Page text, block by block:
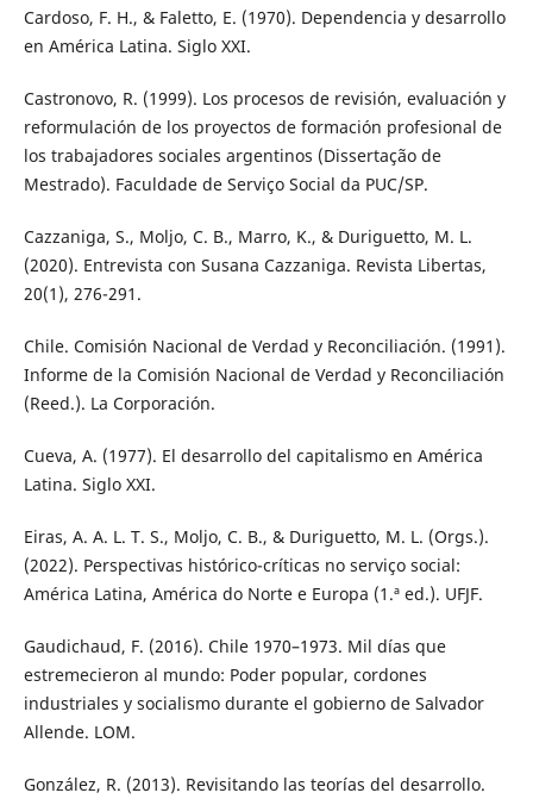
Cardoso, F. H., & Faletto, E. (1970). Dependencia y desarrollo
en América Latina. Siglo XXI.
Castronovo, R. (1999). Los procesos de revisión, evaluación y
reformulación de los proyectos de formación profesional de
los trabajadores sociales argentinos (Dissertação de
Mestrado). Faculdade de Serviço Social da PUC/SP.
Cazzaniga, S., Moljo, C. B., Marro, K., & Duriguetto, M. L.
(2020). Entrevista con Susana Cazzaniga. Revista Libertas,
20(1), 276-291.
Chile. Comisión Nacional de Verdad y Reconciliación. (1991).
Informe de la Comisión Nacional de Verdad y Reconciliación
(Reed.). La Corporación.
Cueva, A. (1977). El desarrollo del capitalismo en América
Latina. Siglo XXI.
Eiras, A. A. L. T. S., Moljo, C. B., & Duriguetto, M. L. (Orgs.).
(2022). Perspectivas histórico-críticas no serviço social:
América Latina, América do Norte e Europa (1.ª ed.). UFJF.
Gaudichaud, F. (2016). Chile 1970–1973. Mil días que
estremecieron al mundo: Poder popular, cordones
industriales y socialismo durante el gobierno de Salvador
Allende. LOM.
González, R. (2013). Revisitando las teorías del desarrollo.